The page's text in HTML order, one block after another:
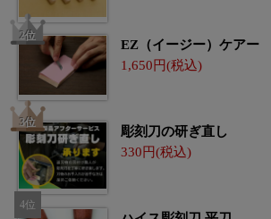
EZ（イージー）ケアー
1,650
彫刻刀の研ぎ直し
330